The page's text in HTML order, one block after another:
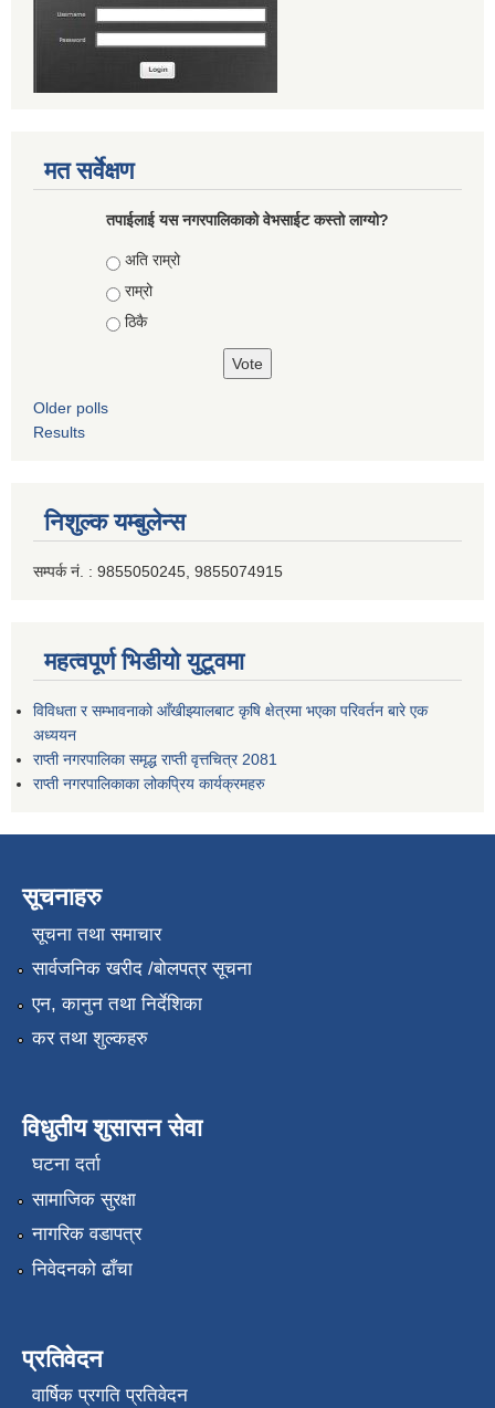
मत सर्वेक्षण
तपाईलाई यस नगरपालिकाको वेभसाईट कस्तो लाग्यो?
Choices
अति राम्रो
राम्रो
ठिकै
Older polls
Results
निशुल्क यम्बुलेन्स
सम्पर्क नं. : 9855050245, 9855074915
महत्वपूर्ण भिडीयो युटूवमा
विविधता र सम्भावनाको आँखीझ्यालबाट कृषि क्षेत्रमा भएका परिवर्तन बारे एक
अध्ययन
राप्ती नगरपालिका समृद्ध राप्ती वृत्तचित्र 2081
राप्ती नगरपालिकाका लोकप्रिय कार्यक्रमहरु
सूचनाहरु
सूचना तथा समाचार
सार्वजनिक खरीद /बोलपत्र सूचना
एन, कानुन तथा निर्देशिका
कर तथा शुल्कहरु
विधुतीय शुसासन सेवा
घटना दर्ता
सामाजिक सुरक्षा
नागरिक वडापत्र
निवेदनको ढाँचा
प्रतिवेदन
वार्षिक प्रगति प्रतिवेदन